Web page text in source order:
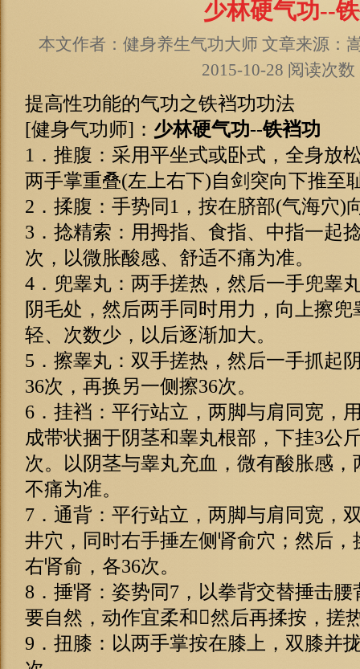
少林硬气功--
本文作者：健身养生气功大师 文章来源：
2015-10-28 阅读次数
提高性功能的气功之铁裆功功法
[健身气功师]： 少林硬气功--铁裆功
1．推腹：采用平坐式或卧式，全身放
两手掌重叠(左上右下)自剑突向下推至
2．揉腹：手势同1，按在脐部(气海穴)
3．捻精索：用拇指、食指、中指一起
次，以微胀酸感、舒适不痛为准。
4．兜睾丸：两手搓热，然后一手兜睾
阴毛处，然后两手同时用力，向上擦
轻、次数少，以后逐渐加大。
5．擦睾丸：双手搓热，然后一手抓起
36次，再换另一侧擦36次。
6．挂裆：平行站立，两脚与肩同宽，
成带状捆于阴茎和睾丸根部，下挂3公
次。以阴茎与睾丸充血，微有酸胀感
不痛为准。
7．通背：平行站立，两脚与肩同宽，
井穴，同时右手捶左侧肾俞穴；然后
右肾俞，各36次。
8．捶肾：姿势同7，以拳背交替捶击
要自然，动作宜柔和然后再揉按，搓
9．扭膝：以两手掌按在膝上，双膝并